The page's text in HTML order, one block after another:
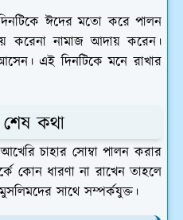
ঈদের মতো করে পালন
করেনা নামাজ আদায় করেন।
এই দিনটিকে মনে রাখার
শেষ কথা
চাহার সোম্বা পালন করার
কোন ধারণা না রাখেন তাহলে
সাথে সম্পর্কযুক্ত।